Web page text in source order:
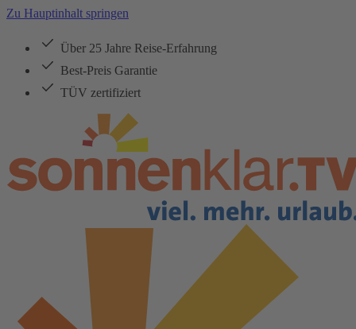
Zu Hauptinhalt springen
Über 25 Jahre Reise-Erfahrung
Best-Preis Garantie
TÜV zertifiziert